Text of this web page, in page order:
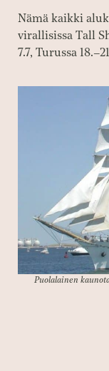
Nämä kaikki
virallisissa Tall
7.7, Turussa
Puolalainen